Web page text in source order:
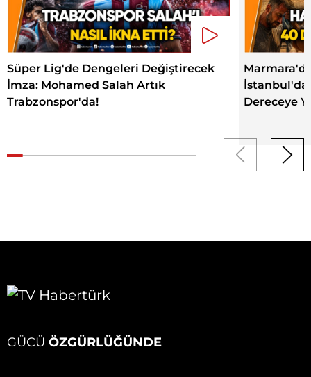
Süper Lig'de Dengeleri Değiştirecek
İmza: Mohamed Salah Artık
Trabzonspor'da!
Marmara'da
İstanbul'da
Dereceye
GÜCÜ ÖZGÜRLÜĞÜNDE